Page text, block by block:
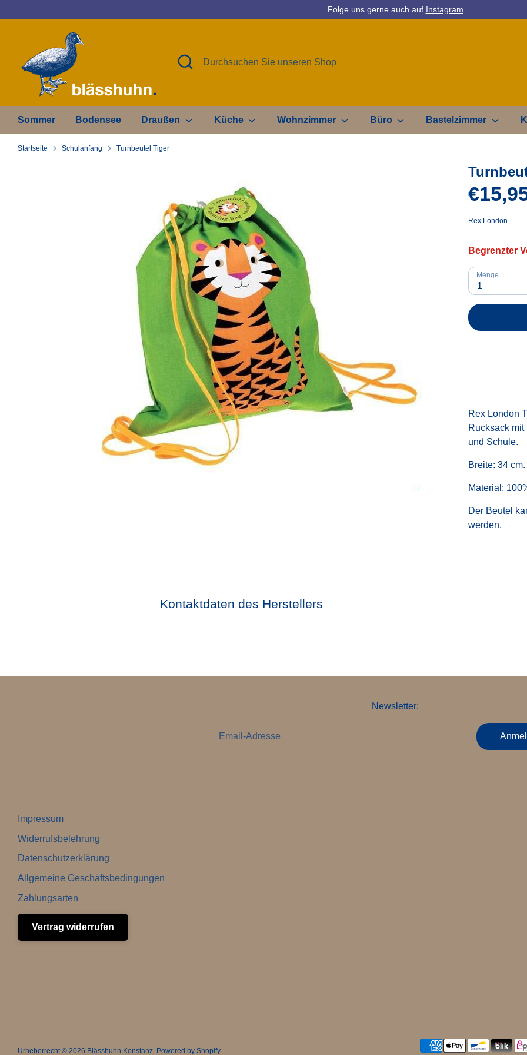
zum
Folge uns gerne auch auf Instagram
Suchen
Durchsuchen
Sie
Sommer Bodensee Draußen Küche Wohnzimmer Büro Bastelzimmer
Startseite Schulanfang Turnbeutel Tiger
Rex London
Begrenzter
Menge
1
Rex London
Rucksack
und Schule.
Breite: 34
Material:
Der Beutel
werden.
Kontaktdaten des Herstellers
Newsletter:
Email-Adresse
Impressum
Widerrufsbelehrung
Datenschutzerklärung
Allgemeine Geschäftsbedingungen
Zahlungsarten
Vertrag widerrufen
Urheberrecht © 2026 Blässhuhn Konstanz. Powered by Shopify
Akzeptierte